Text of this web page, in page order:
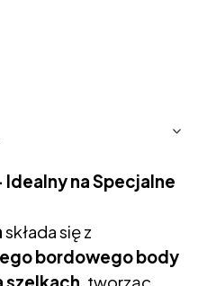
na Specjalne
składa się z
bordowego body
szelkach, tworząc